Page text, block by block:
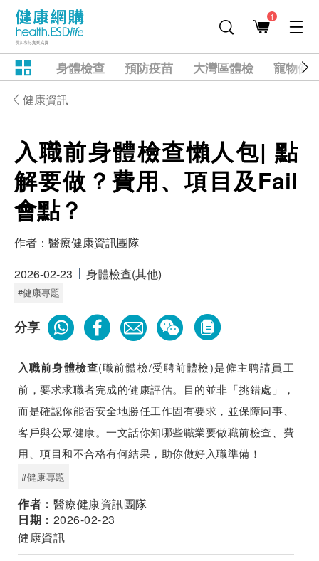
1
身體檢查 預防疫苗 大灣區體檢 寵物健
健康資訊
入職前身體檢查懶人包| 點
解要做？費用、項目及Fail
會點？
作者： 醫療健康資訊團隊
2026-02-23
身體檢查(其他)
#健康專題
分享
入職前身體檢查(職前體檢/受聘前體檢)是僱主聘請員工
前，要求求職者完成的健康評估。目的並非「挑錯處」，
而是確認你能否安全地勝任工作固有要求，並保障同事、
客戶與公眾健康。一文話你知哪些職業要做職前檢查、費
用、項目和不合格有何結果，助你做好入職準備！
#健康專題
作者： 醫療健康資訊團隊
日期： 2026-02-23
健康資訊